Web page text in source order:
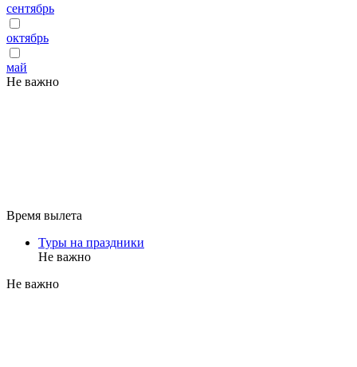
сентябрь
октябрь
май
Не важно
Время вылета
Туры на праздники
Не важно
Не важно